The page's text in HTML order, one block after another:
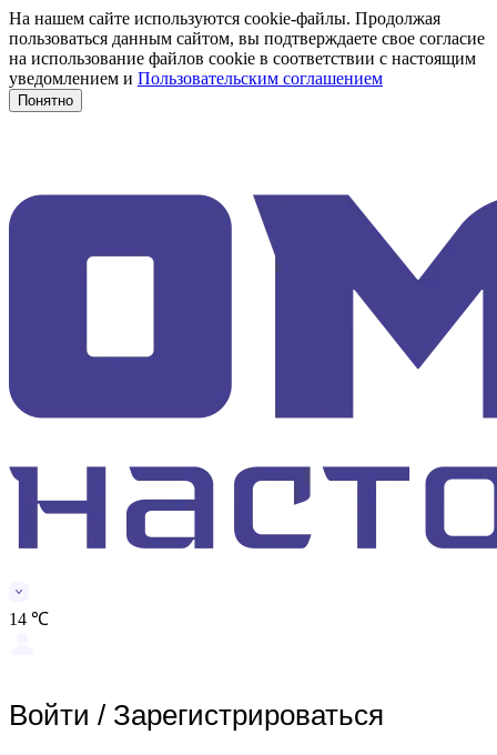
На нашем сайте используются cookie-файлы. Продолжая
пользоваться данным сайтом, вы подтверждаете свое согласие
на использование файлов cookie в соответствии с настоящим
уведомлением и Пользовательским соглашением
Понятно
14 ℃
Войти / Зарегистрироваться